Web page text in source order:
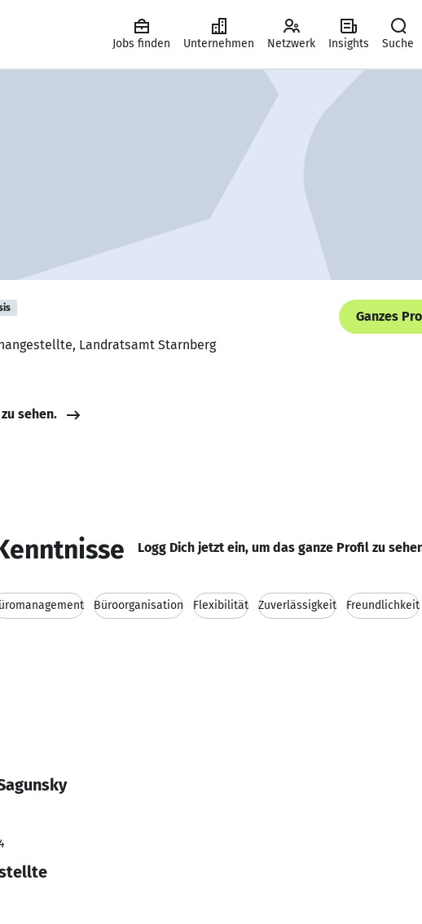
Jobs finden Unternehmen Netzwerk Insights Suche
Ganzes
Landratsamt Starnberg
sehen.
Logg Dich jetzt ein, um das ganze Profil zu
Büroorganisation Flexibilität Zuverlässigkeit Freundlichkeit